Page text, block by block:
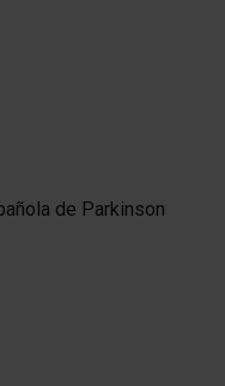
de Parkinson